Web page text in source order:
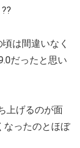
は間違いなく
だったと思い
上げるのが面
なったのとほぼ